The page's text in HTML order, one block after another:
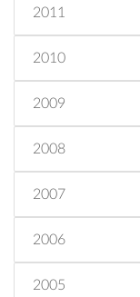
2011
2010
2009
2008
2007
2006
2005